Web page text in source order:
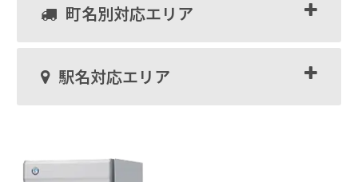
町名別対応エリア
駅名対応エリア